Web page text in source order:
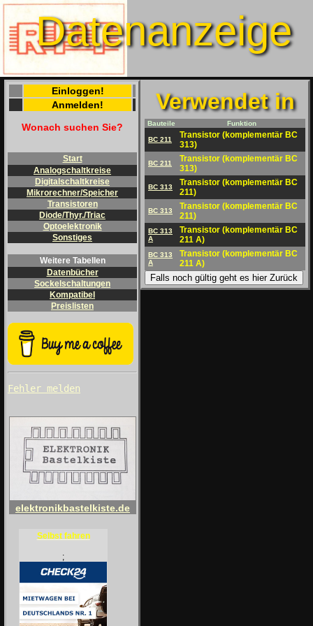
Datenanzeige
Einloggen!
Anmelden!
Wonach suchen Sie?
Start
Analogschaltkreise
Digitalschaltkreise
Mikrorechner/Speicher
Transistoren
Diode/Thyr./Triac
Optoelektronik
Sonstiges
Weitere Tabellen
Datenbücher
Sockelschaltungen
Kompatibel
Preislisten
Fehler melden
elektronikbastelkiste.de
Selbst fahren
;
Verwendet in
Bauteile Funktion
BC 211
Transistor (komplementär BC
313)
BC 211
Transistor (komplementär BC
313)
BC 313
Transistor (komplementär BC
211)
BC 313
Transistor (komplementär BC
211)
BC 313
A
Transistor (komplementär BC
211 A)
BC 313
A
Transistor (komplementär BC
211 A)
Falls noch gültig geht es hier Zurück